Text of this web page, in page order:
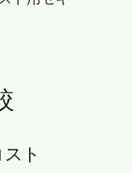
ト